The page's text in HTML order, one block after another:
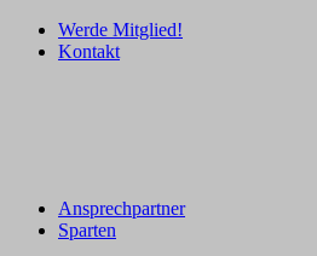
Werde Mitglied!
Kontakt
Ansprechpartner
Sparten